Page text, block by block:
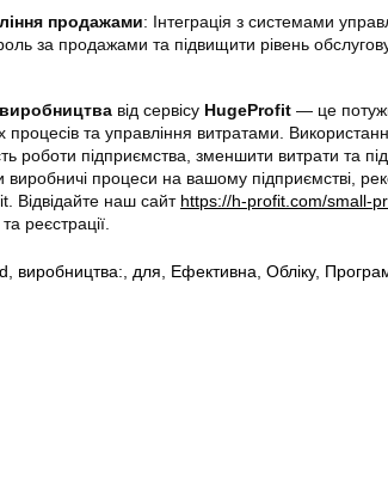
продажами: Інтеграція з системами
за продажами та підвищити рівень
від сервісу HugeProfit — це
процесів та управління витратами.
роботи підприємства, зменшити витрати та
виробничі процеси на вашому підприємстві,
Відвідайте наш сайт https://h-profit.com/small-
реєстрації.
виробництва: для Ефективна Обліку,